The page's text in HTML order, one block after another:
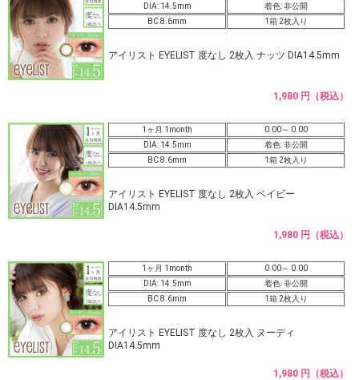
DIA: 14.5mm
着色: 非公開
BC 8.6mm
1箱 2枚入り
アイリスト EYELIST 度なし 2枚入 ナッツ DIA14.5mm
1,980 円（税込）
1ヶ月 1month
0.00～ 0.00
DIA: 14.5mm
着色: 非公開
BC 8.6mm
1箱 2枚入り
アイリスト EYELIST 度なし 2枚入 ベイビー
DIA14.5mm
1,980 円（税込）
1ヶ月 1month
0.00～ 0.00
DIA: 14.5mm
着色: 非公開
BC 8.6mm
1箱 2枚入り
アイリスト EYELIST 度なし 2枚入 ヌーディ
DIA14.5mm
1,980 円（税込）